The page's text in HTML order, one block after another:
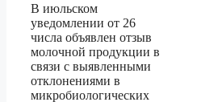
В июльском
уведомлении от 26
числа объявлен отзыв
молочной продукции в
связи с выявленными
отклонениями в
микробиологических